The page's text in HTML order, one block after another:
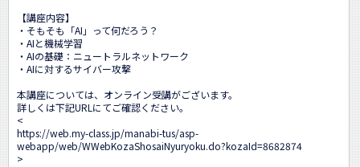
【講座内容】
・そもそも「AI」って何だろう？
・AIと機械学習
・AIの基礎：ニュートラルネットワーク
・AIに対するサイバー攻撃
本講座については、オンライン受講がございます。
詳しくは下記URLにてご確認ください。
<
https://web.my-class.jp/manabi-tus/asp-
webapp/web/WWebKozaShosaiNyuryoku.do?kozaId=8682874
>